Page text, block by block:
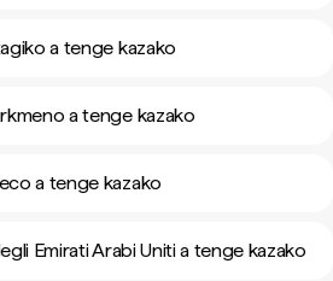
a tenge kazako
a tenge kazako
a tenge kazako
Emirati Arabi Uniti a tenge kazako